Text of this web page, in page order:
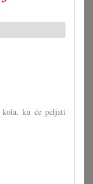
kola, ku će peljati